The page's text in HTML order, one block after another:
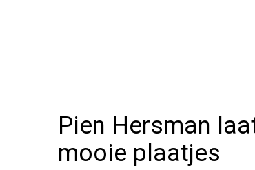
Pien Hersman
mooie plaatjes